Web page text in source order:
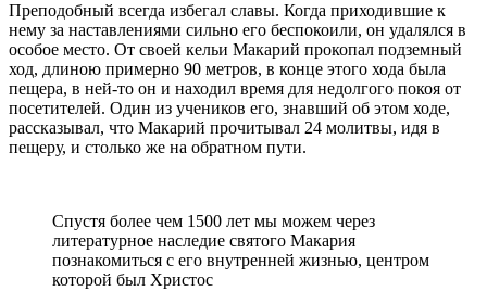
Преподобный всегда избегал славы. Когда приходившие к
нему за наставлениями сильно его беспокоили, он удалялся в
особое место. От своей кельи Макарий прокопал подземный
ход, длиною примерно 90 метров, в конце этого хода была
пещера, в ней-то он и находил время для недолгого покоя от
посетителей. Один из учеников его, знавший об этом ходе,
рассказывал, что Макарий прочитывал 24 молитвы, идя в
пещеру, и столько же на обратном пути.
Спустя более чем 1500 лет мы можем через
литературное наследие святого Макария
познакомиться с его внутренней жизнью, центром
которой был Христос